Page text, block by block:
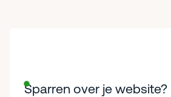
Sparren over je website?